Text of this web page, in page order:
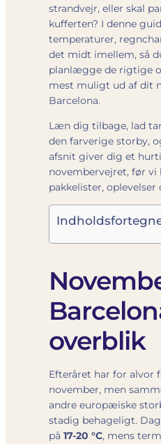
strandvejr, eller skal
kufferten? I denne
temperaturer,
det midt imellem, så
planlægge de rigtige
mest muligt ud af dit
Barcelona.
Læn dig tilbage, lad
den farverige storby,
afsnit giver dig et
novembervejret, før vi
pakkelister, oplevelser
overblik
Efteråret har for alvor
november, men
andre europæiske
stadig behageligt.
på 17-20 °C, mens